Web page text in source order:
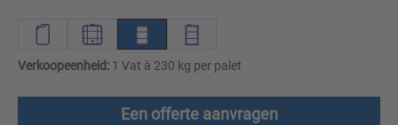
Verkoopeenheid: 1 Vat à 230 kg per palet
Een offerte aanvragen